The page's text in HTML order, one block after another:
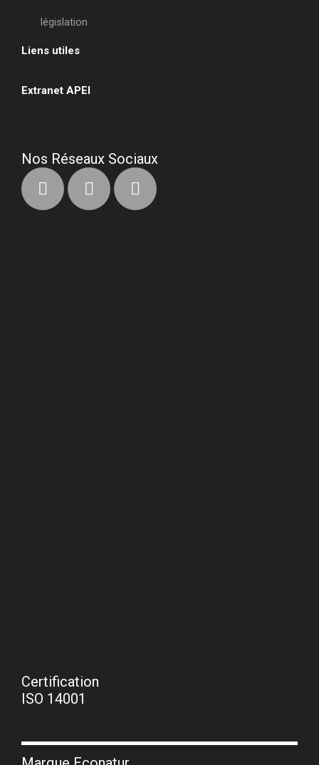
législation
Liens utiles
Extranet APEI
Nos Réseaux Sociaux
Certification
ISO 14001